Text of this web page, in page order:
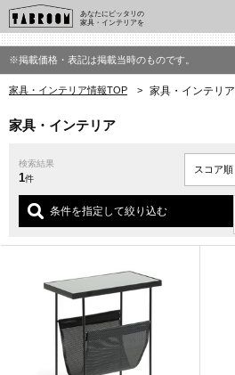
あなたにピッタリの
家具・インテリアを
※掲載価格・表記は掲載当時のものです。
家具・インテリア情報TOP > 家具・インテリア
家具・インテリア
検索結果
1件
条件を指定して絞り込む